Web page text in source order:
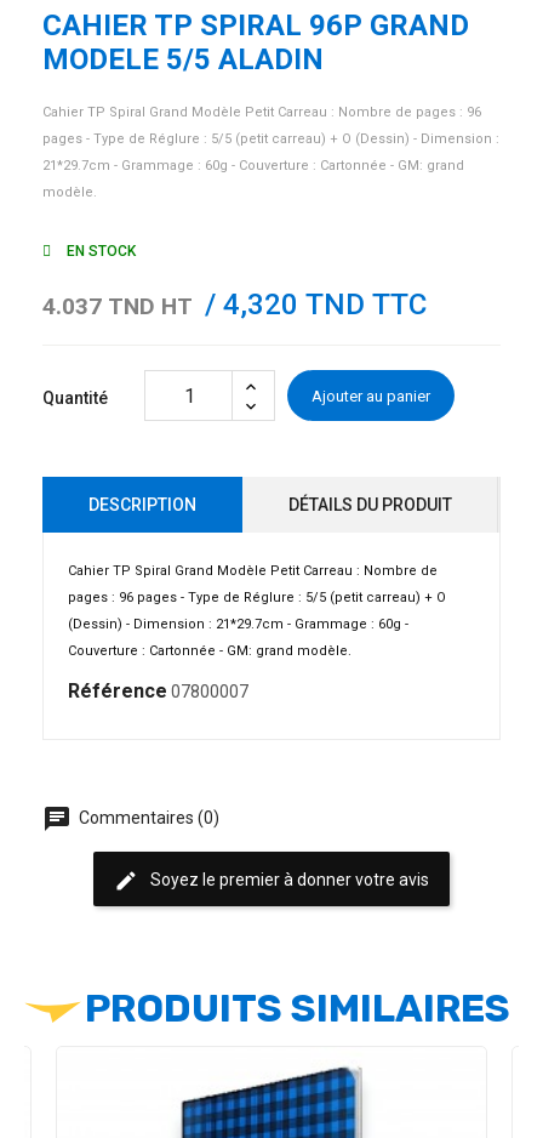
CAHIER TP SPIRAL 96P GRAND
MODELE 5/5 ALADIN
Cahier TP Spiral Grand Modèle Petit Carreau : Nombre de pages : 96
pages - Type de Réglure : 5/5 (petit carreau) + O (Dessin) - Dimension :
21*29.7cm - Grammage : 60g - Couverture : Cartonnée - GM: grand
modèle.
EN STOCK
4.037 TND HT / 4,320 TND TTC
Quantité Ajouter au panier
DESCRIPTION DÉTAILS DU PRODUIT
Cahier TP Spiral Grand Modèle Petit Carreau : Nombre de
pages : 96 pages - Type de Réglure : 5/5 (petit carreau) + O
(Dessin) - Dimension : 21*29.7cm - Grammage : 60g -
Couverture : Cartonnée - GM: grand modèle.
Référence 07800007
chat Commentaires (0)
edit Soyez le premier à donner votre avis
PRODUITS SIMILAIRES